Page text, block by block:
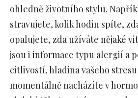
ohledně životního stylu.
stravujete, kolik hodin spíte,
opalujete, zda užíváte nějaké
jsou i informace typu alergií a
citlivostí, hladina vašeho stresu
momentálně nacházíte v